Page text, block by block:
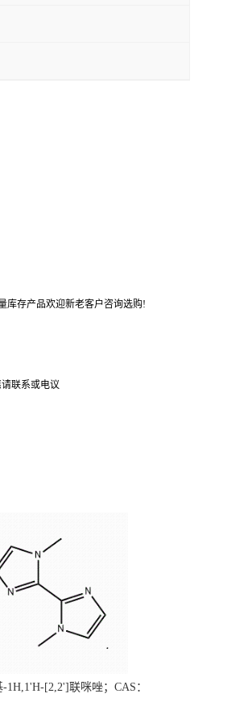
库存产品欢迎新老客户咨询选购!
联系或电议
1H,1'H-[2,2']联咪唑；CAS：